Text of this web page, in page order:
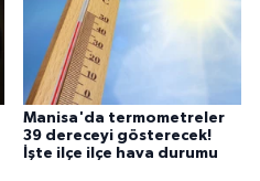
Manisa'da termometreler
39 dereceyi gösterecek!
İşte ilçe ilçe hava durumu